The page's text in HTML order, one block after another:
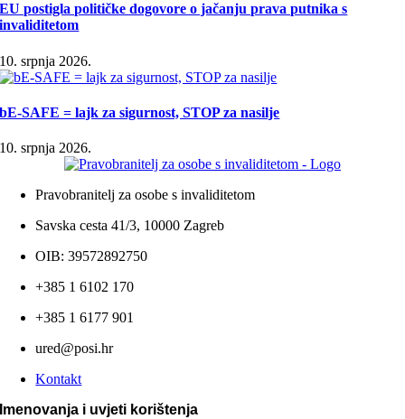
EU postigla političke dogovore o jačanju prava putnika s
invaliditetom
10. srpnja 2026.
bE-SAFE = lajk za sigurnost, STOP za nasilje
10. srpnja 2026.
Pravobranitelj za osobe s invaliditetom
Savska cesta 41/3, 10000 Zagreb
OIB: 39572892750
+385 1 6102 170
+385 1 6177 901
ured@posi.hr
Kontakt
Imenovanja i uvjeti korištenja